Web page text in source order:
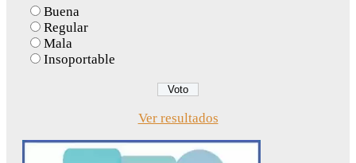
Buena
Regular
Mala
Insoportable
Ver resultados